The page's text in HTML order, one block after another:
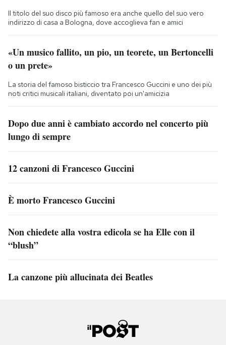
Il titolo del suo disco più famoso era anche quello del suo vero
indirizzo di casa a Bologna, dove accoglieva fan e amici
«Un musico fallito, un pio, un teorete, un Bertoncelli
o un prete»
La storia del famoso bisticcio tra Francesco Guccini e uno dei più
noti critici musicali italiani, diventato poi un'amicizia
Dopo due anni è cambiato accordo nel concerto più
lungo di sempre
12 canzoni di Francesco Guccini
È morto Francesco Guccini
Non chiedete alla vostra edicola se ha Elle con il
“blush”
La canzone più allucinata dei Beatles